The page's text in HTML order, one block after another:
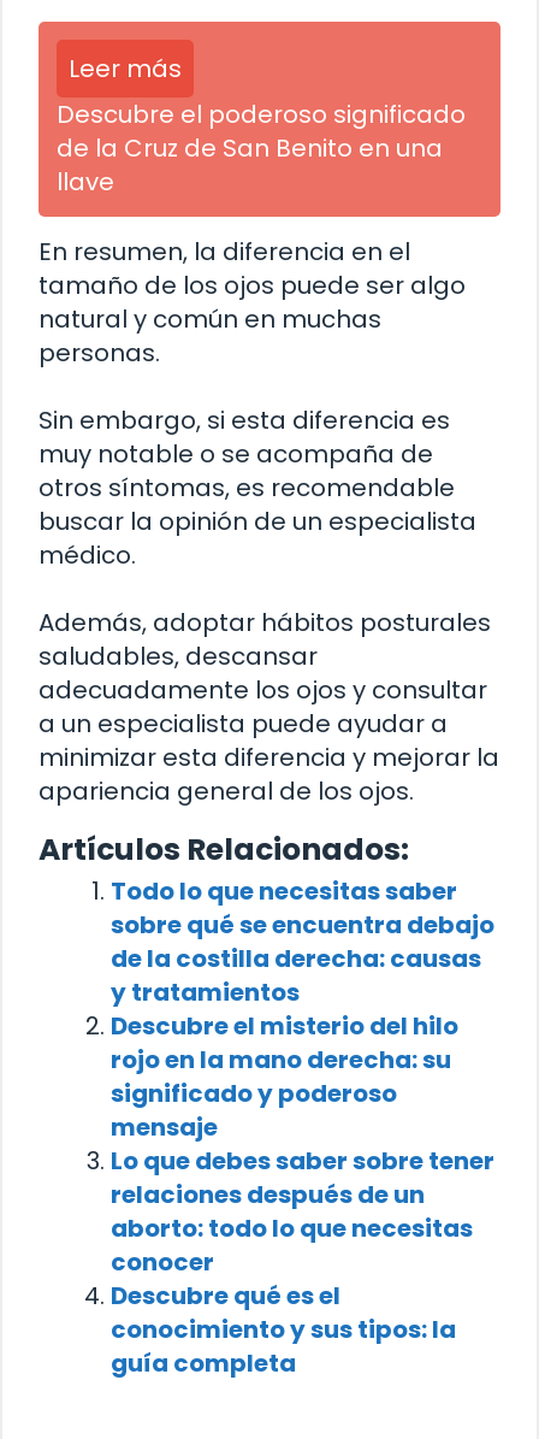
Leer más
Descubre el poderoso significado
de la Cruz de San Benito en una
llave
En resumen, la diferencia en el
tamaño de los ojos puede ser algo
natural y común en muchas
personas.
Sin embargo, si esta diferencia es
muy notable o se acompaña de
otros síntomas, es recomendable
buscar la opinión de un especialista
médico.
Además, adoptar hábitos posturales
saludables, descansar
adecuadamente los ojos y consultar
a un especialista puede ayudar a
minimizar esta diferencia y mejorar la
apariencia general de los ojos.
Artículos Relacionados:
Todo lo que necesitas saber
sobre qué se encuentra debajo
de la costilla derecha: causas
y tratamientos
Descubre el misterio del hilo
rojo en la mano derecha: su
significado y poderoso
mensaje
Lo que debes saber sobre tener
relaciones después de un
aborto: todo lo que necesitas
conocer
Descubre qué es el
conocimiento y sus tipos: la
guía completa